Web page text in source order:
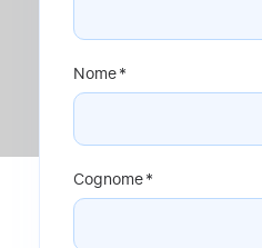
Nome *
Cognome *